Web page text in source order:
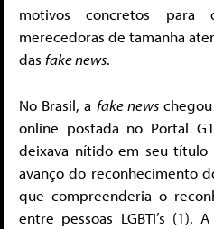
motivos concretos
merecedoras de tamanha
das fake news.
No Brasil, a fake newschegou
online postada no Portal
deixava nítido em seu título
avanço do reconhecimento
que compreenderia o
entre pessoas LGBTI’s (1).